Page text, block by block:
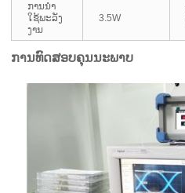
ການ​ນໍາ​
ໃຊ້​ພະ​ລັງ​
ງານ
3.5W
ການທົດສອບຄຸນນະພາບ